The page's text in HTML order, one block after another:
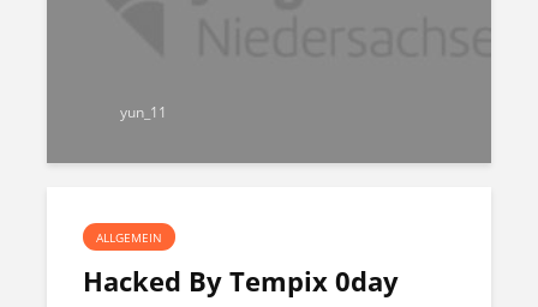
yun_11
ALLGEMEIN
Hacked By Tempix 0day